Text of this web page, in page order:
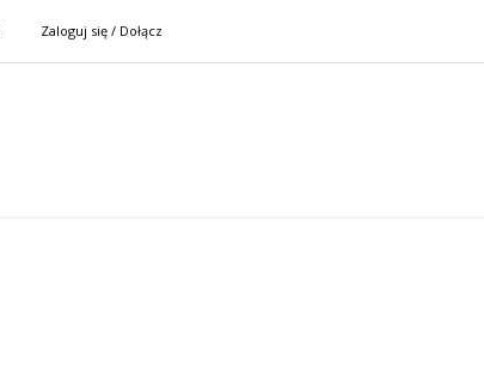
Zaloguj się / Dołącz